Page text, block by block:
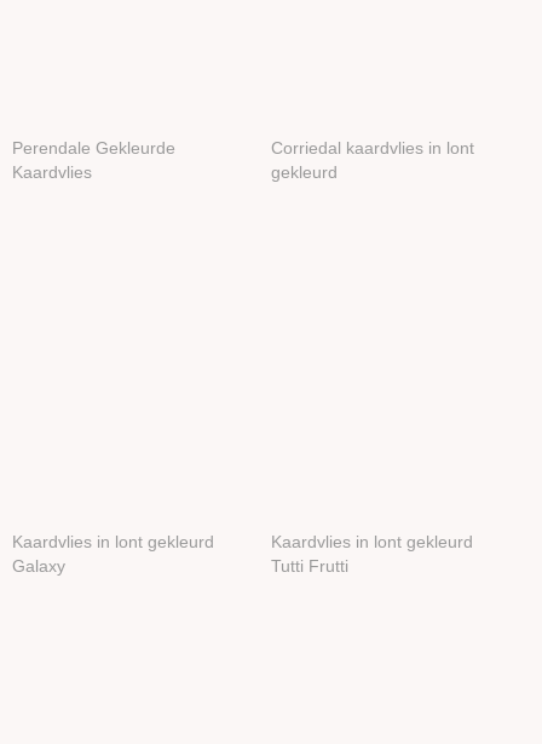
Perendale Gekleurde
Kaardvlies
Corriedal kaardvlies in lont
gekleurd
Kaardvlies in lont gekleurd
Galaxy
Kaardvlies in lont gekleurd
Tutti Frutti